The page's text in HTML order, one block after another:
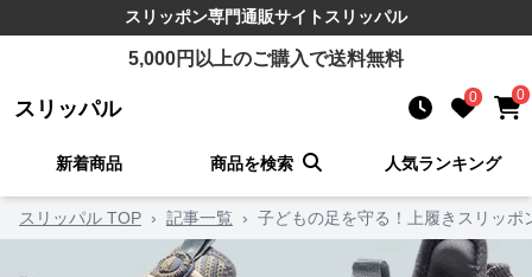
スリッポン専門通販サイト スリッパル
5,000円以上のご購入で送料無料
スリッパル 0 0
新着商品 商品を検索 人気ランキング
スリッパル TOP › 記事一覧 › 子どもの足を守る！上履きスリッ